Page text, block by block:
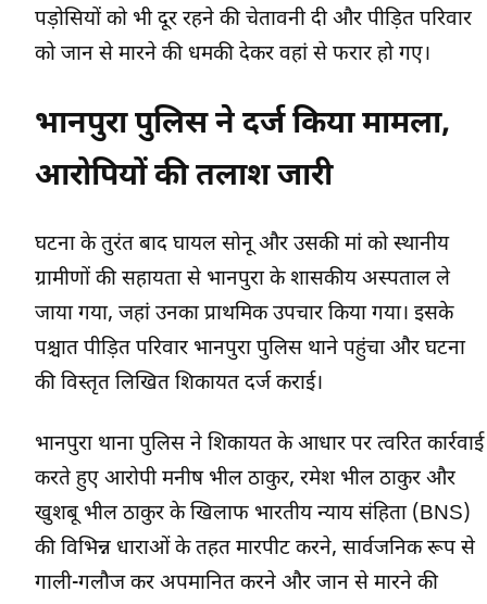
पड़ोसियों को भी दूर रहने की चेतावनी दी और पीड़ित परिवार
को जान से मारने की धमकी देकर वहां से फरार हो गए।
भानपुरा पुलिस ने दर्ज किया मामला,
आरोपियों की तलाश जारी
घटना के तुरंत बाद घायल सोनू और उसकी मां को स्थानीय
ग्रामीणों की सहायता से भानपुरा के शासकीय अस्पताल ले
जाया गया, जहां उनका प्राथमिक उपचार किया गया। इसके
पश्चात पीड़ित परिवार भानपुरा पुलिस थाने पहुंचा और घटना
की विस्तृत लिखित शिकायत दर्ज कराई।
भानपुरा थाना पुलिस ने शिकायत के आधार पर त्वरित कार्रवाई
करते हुए आरोपी मनीष भील ठाकुर, रमेश भील ठाकुर और
खुशबू भील ठाकुर के खिलाफ भारतीय न्याय संहिता (BNS)
की विभिन्न धाराओं के तहत मारपीट करने, सार्वजनिक रूप से
गाली-गलौज कर अपमानित करने और जान से मारने की